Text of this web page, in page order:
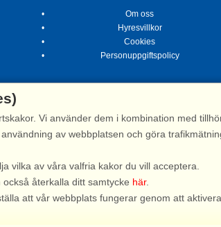
Om oss
Hyresvillkor
Cookies
Personuppgiftspolicy
Stugsommar |Kvarngatan
Vi använder dem i kombination med
av webbplatsen och göra
vilka av våra valfria kakor du vill acceptera.
också återkalla ditt samtycke här.
att vår webbplats fungerar genom att